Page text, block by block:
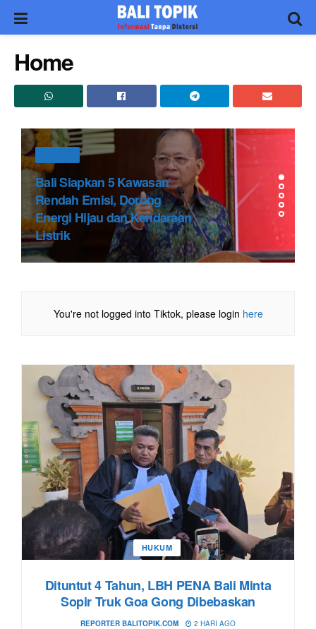
Home
Bali Siapkan 5 Kawasan
Rendah Emisi, Dorong
Energi Hijau dan Kendaraan
Listrik
You're not logged into Tiktok, please login here
HUKUM
Dituntut 4 Tahun, LBH PENA Bali Minta
Sopir Truk Goa Gong Dibebaskan
REPORTER BALITOPIK.COM 2 HARI AGO